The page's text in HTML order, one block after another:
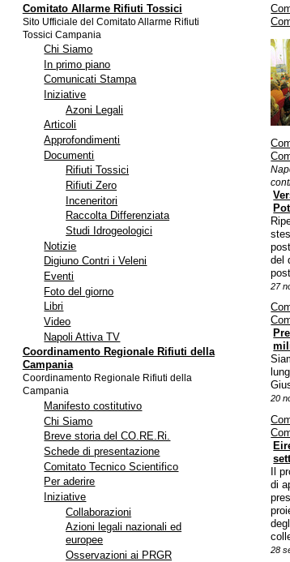
Comitato Allarme Rifiuti Tossici
Sito Ufficiale del Comitato Allarme Rifiuti
Tossici Campania
Chi Siamo
In primo piano
Comunicati Stampa
Iniziative
Azoni Legali
Articoli
Approfondimenti
Documenti
Rifiuti Tossici
Rifiuti Zero
Inceneritori
Raccolta Differenziata
Studi Idrogeologici
Notizie
Digiuno Contri i Veleni
Eventi
Foto del giorno
Libri
Video
Napoli Attiva TV
Coordinamento Regionale Rifiuti della
Campania
Coordinamento Regionale Rifiuti della
Campania
Manifesto costitutivo
Chi Siamo
Breve storia del CO.RE.Ri.
Schede di presentazione
Comitato Tecnico Scientifico
Per aderire
Iniziative
Collaborazioni
Azioni legali nazionali ed
europee
Osservazioni ai PRGR
del
27
20
Il
di
28